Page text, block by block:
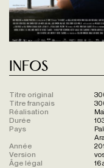
Infos
Titre original
Titre français
Réalisation
Durée
Pays
Année
Version
Âge légal
16